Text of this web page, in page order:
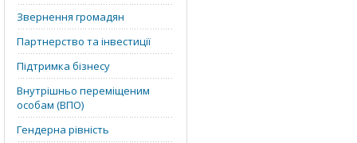
Звернення громадян
Партнерство та інвестиції
Підтримка бізнесу
Внутрішньо переміщеним
особам (ВПО)
Гендерна рівність